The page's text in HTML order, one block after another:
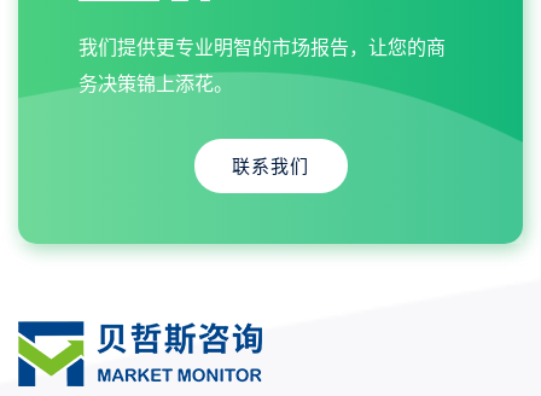
我们提供更专业明智的市场报告，让您的商
务决策锦上添花。
联系我们